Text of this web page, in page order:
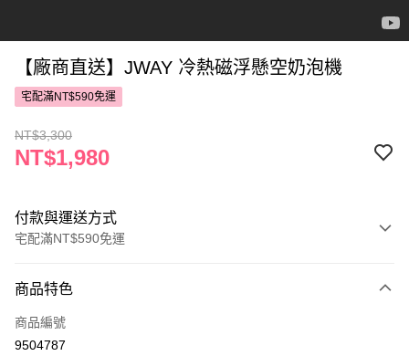
【廠商直送】JWAY 冷熱磁浮懸空奶泡機
宅配滿NT$590免運
NT$3,300
NT$1,980
付款與運送方式
宅配滿NT$590免運
POYA支付
信用卡一次付款
商品特色
商品編號
9504787